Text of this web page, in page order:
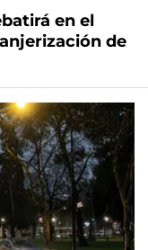
en el
de